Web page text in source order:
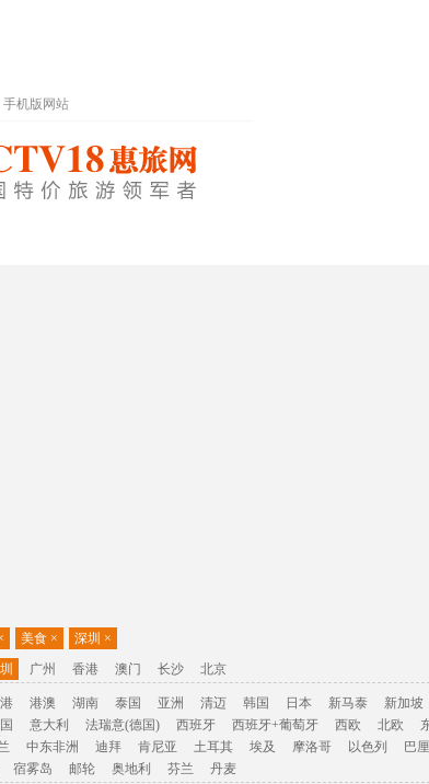
手机版网站
美食 × 深圳 ×
广州 香港 澳门 长沙 北京
港澳 湖南 泰国 亚洲 清迈 韩国 日本 新马泰 新加坡
意大利 法瑞意(德国) 西班牙 西班牙+葡萄牙 西欧 北欧
中东非洲 迪拜 肯尼亚 土耳其 埃及 摩洛哥 以色列 巴
宿雾岛 邮轮 奥地利 芬兰 丹麦